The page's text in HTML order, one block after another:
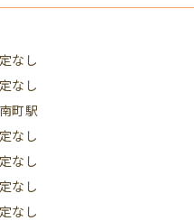
なし
なし
町駅
なし
なし
なし
なし